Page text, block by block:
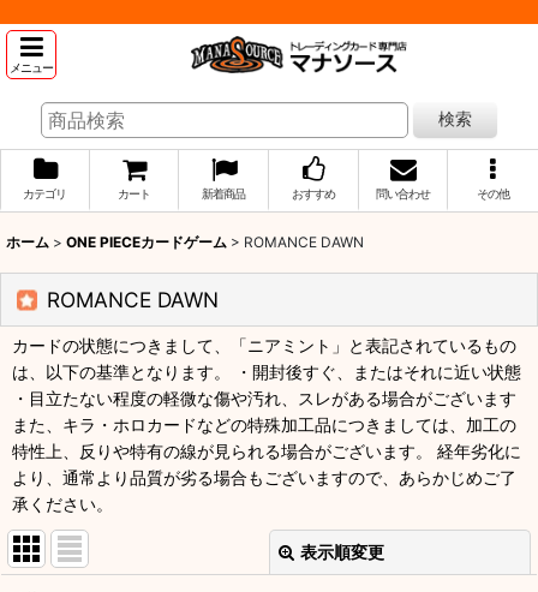
メニュー
検索
カテゴリ カート 新着商品 おすすめ 問い合わせ その他
ホーム > ONE PIECEカードゲーム > ROMANCE DAWN
ROMANCE DAWN
カードの状態につきまして、「ニアミント」と表記されているもの
は、以下の基準となります。 ・開封後すぐ、またはそれに近い状態
・目立たない程度の軽微な傷や汚れ、スレがある場合がございます
また、キラ・ホロカードなどの特殊加工品につきましては、加工の
特性上、反りや特有の線が見られる場合がございます。 経年劣化に
より、通常より品質が劣る場合もございますので、あらかじめご了
承ください。
表示順変更